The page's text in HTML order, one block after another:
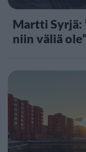
Martti Syrjä:
niin väliä